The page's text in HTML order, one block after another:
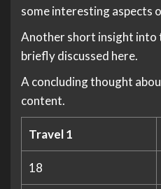
some interesting aspects
Another short insight into
briefly discussed here.
A concluding thought
content.
Travel 1
18